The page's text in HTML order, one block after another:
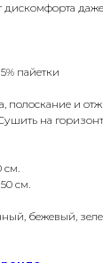
даже
пайетки
полоскание и
на
см.
см.
бежевый,